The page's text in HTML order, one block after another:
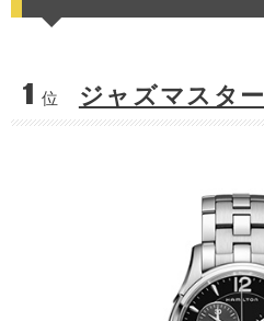
1 位 ジャズマスター